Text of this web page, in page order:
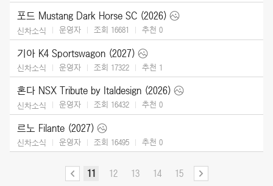
포드 Mustang Dark Horse SC (2026)
신차소식 운영자 조회 16681 추천 0
기아 K4 Sportswagon (2027)
신차소식 운영자 조회 17322 추천 1
혼다 NSX Tribute by Italdesign (2026)
신차소식 운영자 조회 16432 추천 0
르노 Filante (2027)
신차소식 운영자 조회 16495 추천 0
11 12 13 14 15